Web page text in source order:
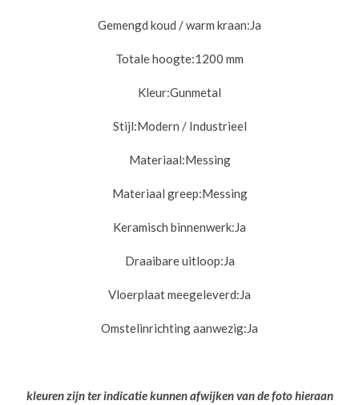
Gemengd koud / warm kraan:Ja
Totale hoogte:1200 mm
Kleur:Gunmetal
Stijl:Modern / Industrieel
Materiaal:Messing
Materiaal greep:Messing
Keramisch binnenwerk:Ja
Draaibare uitloop:Ja
Vloerplaat meegeleverd:Ja
Omstelinrichting aanwezig:Ja
kleuren zijn ter indicatie kunnen afwijken van de foto hieraan